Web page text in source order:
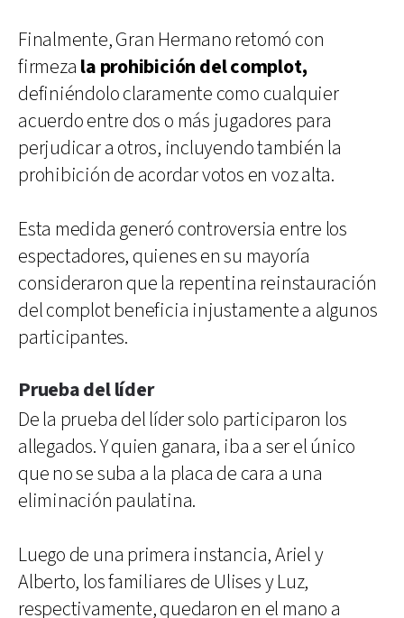
Finalmente, Gran Hermano retomó con
firmeza la prohibición del complot,
definiéndolo claramente como cualquier
acuerdo entre dos o más jugadores para
perjudicar a otros, incluyendo también la
prohibición de acordar votos en voz alta.
Esta medida generó controversia entre los
espectadores, quienes en su mayoría
consideraron que la repentina reinstauración
del complot beneficia injustamente a algunos
participantes.
Prueba del líder
De la prueba del líder solo participaron los
allegados. Y quien ganara, iba a ser el único
que no se suba a la placa de cara a una
eliminación paulatina.
Luego de una primera instancia, Ariel y
Alberto, los familiares de Ulises y Luz,
respectivamente, quedaron en el mano a